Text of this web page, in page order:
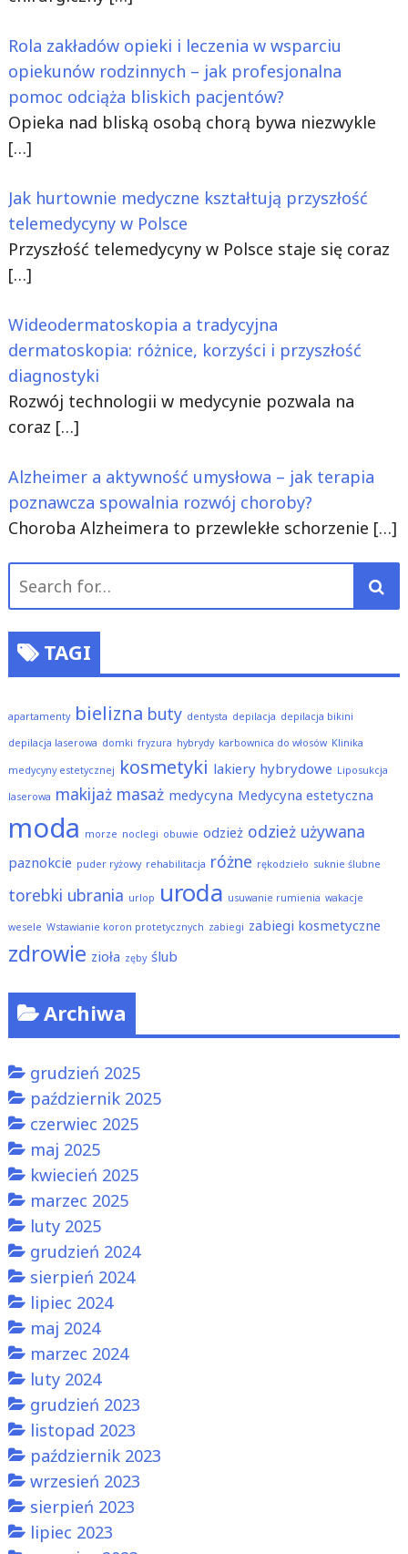
Rola zakładów opieki i leczenia w wsparciu
opiekunów rodzinnych – jak profesjonalna
pomoc odciąża bliskich pacjentów?
Opieka nad bliską osobą chorą bywa niezwykle
[…]
Jak hurtownie medyczne kształtują przyszłość
telemedycyny w Polsce
Przyszłość telemedycyny w Polsce staje się coraz
[…]
Wideodermatoskopia a tradycyjna
dermatoskopia: różnice, korzyści i przyszłość
diagnostyki
Rozwój technologii w medycynie pozwala na
coraz […]
Alzheimer a aktywność umysłowa – jak terapia
poznawcza spowalnia rozwój choroby?
Choroba Alzheimera to przewlekłe schorzenie […]
for:
TAGI
apartamenty bielizna buty dentysta depilacja depilacja bikini
depilacja laserowa domki fryzura hybrydy karbownica do włosów Klinika
medycyny estetycznej kosmetyki lakiery hybrydowe Liposukcja
laserowa makijaż masaż medycyna Medycyna estetyczna
moda morze noclegi obuwie odzież odzież używana
paznokcie puder ryżowy rehabilitacja różne rękodzieło suknie ślubne
torebki ubrania urlop uroda usuwanie rumienia wakacje
wesele Wstawianie koron protetycznych zabiegi zabiegi kosmetyczne
zdrowie zioła zęby ślub
Archiwa
grudzień 2025
październik 2025
czerwiec 2025
maj 2025
kwiecień 2025
marzec 2025
luty 2025
grudzień 2024
sierpień 2024
lipiec 2024
maj 2024
marzec 2024
luty 2024
grudzień 2023
listopad 2023
październik 2023
wrzesień 2023
sierpień 2023
lipiec 2023